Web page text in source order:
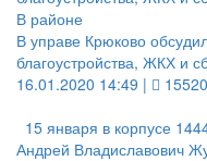
В районе
В управе Крюково
благоустройства, ЖКХ и
16.01.2020 14:49 |
15520
15 января в корпусе
Андрей Владиславович